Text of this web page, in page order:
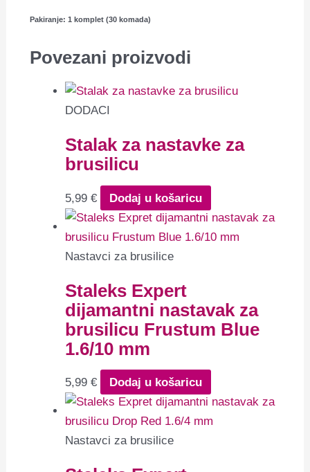
Pakiranje: 1 komplet (30 komada)
Povezani proizvodi
DODACI
Stalak za nastavke za
brusilicu
5,99€ Dodaj u košaricu
Nastavci za brusilice
Staleks Expert
dijamantni nastavak za
brusilicu Frustum Blue
1.6/10 mm
5,99€ Dodaj u košaricu
Nastavci za brusilice